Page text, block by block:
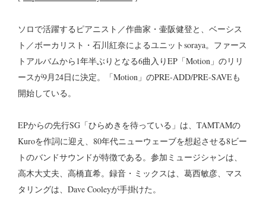
ソロで活躍するピアニスト／作曲家・壷阪健登と、ベーシス
ト／ボーカリスト・石川紅奈によるユニットsoraya。ファース
トアルバムから1年半ぶりとなる6曲入りEP「Motion」のリリ
ースが9月24日に決定。「Motion」のPRE-ADD/PRE-SAVEも
開始している。
EPからの先行SG「ひらめきを待っている」は、TAMTAMの
Kuroを作詞に迎え、80年代ニューウェーブを想起させる8ビー
トのバンドサウンドが特徴である。参加ミュージシャンは、
高木大丈夫、高橋直希。録音・ミックスは、葛西敏彦、マス
タリングは、Dave Cooleyが手掛けた。